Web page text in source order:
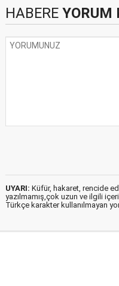
HABERE YORUM
UYARI: Küfür, hakaret, rencide
yazılmamış,çok uzun ve ilgili
Türkçe karakter kullanılmayan